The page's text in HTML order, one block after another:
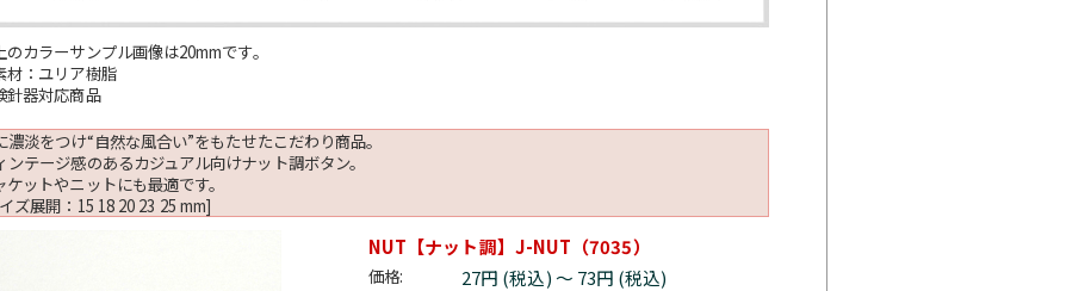
カラーサンプル画像は20mmです。
：ユリア樹脂
器対応商品
濃淡をつけ“自然な風合い”をもたせたこだわり商品。
ンテージ感のあるカジュアル向けナット調ボタン。
ケットやニットにも最適です。
ズ展開：15 18 20 23 25 mm]
NUT【ナット調】J-NUT（7035）
価格: 27円 (税込)～ 73円 (税込)